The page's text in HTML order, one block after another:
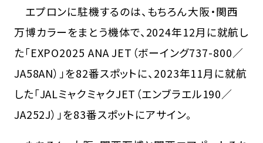
エプロンに駐機するのは、もちろん大阪・関西
万博カラーをまとう機体で、2024年12月に就航し
た「EXPO2025 ANA JET（ボーイング737-800／
JA58AN）」を82番スポットに、2023年11月に就航
した「JALミャクミャクJET（エンブラエル190／
JA252J）」を83番スポットにアサイン。